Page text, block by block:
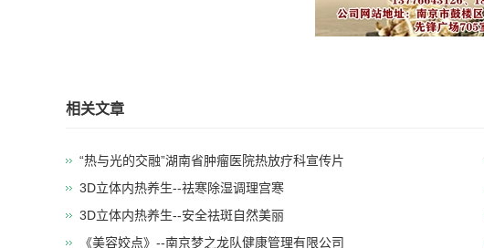
相关文章
“热与光的交融”湖南省肿瘤医院热放疗科宣传片
3D立体内热养生--祛寒除湿调理宫寒
​3D立体内热养生--安全祛斑自然美丽
《美容姣点》--南京梦之龙队健康管理有限公司